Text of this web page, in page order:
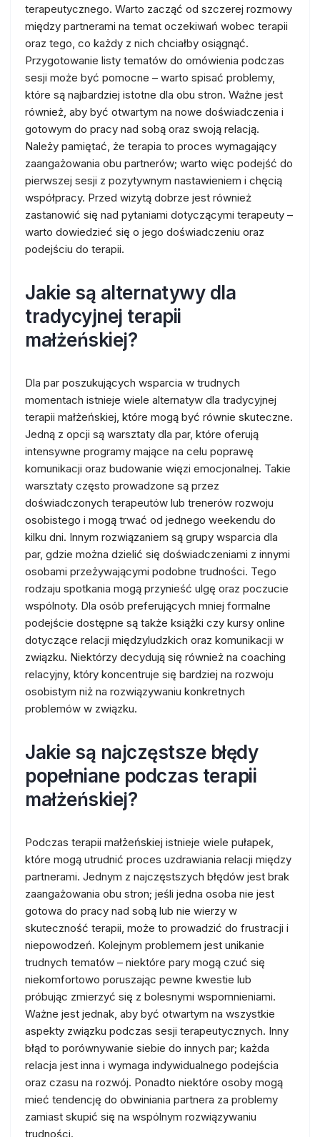
terapeutycznego. Warto zacząć od szczerej rozmowy
między partnerami na temat oczekiwań wobec terapii
oraz tego, co każdy z nich chciałby osiągnąć.
Przygotowanie listy tematów do omówienia podczas
sesji może być pomocne – warto spisać problemy,
które są najbardziej istotne dla obu stron. Ważne jest
również, aby być otwartym na nowe doświadczenia i
gotowym do pracy nad sobą oraz swoją relacją.
Należy pamiętać, że terapia to proces wymagający
zaangażowania obu partnerów; warto więc podejść do
pierwszej sesji z pozytywnym nastawieniem i chęcią
współpracy. Przed wizytą dobrze jest również
zastanowić się nad pytaniami dotyczącymi terapeuty –
warto dowiedzieć się o jego doświadczeniu oraz
podejściu do terapii.
Jakie są alternatywy dla
tradycyjnej terapii
małżeńskiej?
Dla par poszukujących wsparcia w trudnych
momentach istnieje wiele alternatyw dla tradycyjnej
terapii małżeńskiej, które mogą być równie skuteczne.
Jedną z opcji są warsztaty dla par, które oferują
intensywne programy mające na celu poprawę
komunikacji oraz budowanie więzi emocjonalnej. Takie
warsztaty często prowadzone są przez
doświadczonych terapeutów lub trenerów rozwoju
osobistego i mogą trwać od jednego weekendu do
kilku dni. Innym rozwiązaniem są grupy wsparcia dla
par, gdzie można dzielić się doświadczeniami z innymi
osobami przeżywającymi podobne trudności. Tego
rodzaju spotkania mogą przynieść ulgę oraz poczucie
wspólnoty. Dla osób preferujących mniej formalne
podejście dostępne są także książki czy kursy online
dotyczące relacji międzyludzkich oraz komunikacji w
związku. Niektórzy decydują się również na coaching
relacyjny, który koncentruje się bardziej na rozwoju
osobistym niż na rozwiązywaniu konkretnych
problemów w związku.
Jakie są najczęstsze błędy
popełniane podczas terapii
małżeńskiej?
Podczas terapii małżeńskiej istnieje wiele pułapek,
które mogą utrudnić proces uzdrawiania relacji między
partnerami. Jednym z najczęstszych błędów jest brak
zaangażowania obu stron; jeśli jedna osoba nie jest
gotowa do pracy nad sobą lub nie wierzy w
skuteczność terapii, może to prowadzić do frustracji i
niepowodzeń. Kolejnym problemem jest unikanie
trudnych tematów – niektóre pary mogą czuć się
niekomfortowo poruszając pewne kwestie lub
próbując zmierzyć się z bolesnymi wspomnieniami.
Ważne jest jednak, aby być otwartym na wszystkie
aspekty związku podczas sesji terapeutycznych. Inny
błąd to porównywanie siebie do innych par; każda
relacja jest inna i wymaga indywidualnego podejścia
oraz czasu na rozwój. Ponadto niektóre osoby mogą
mieć tendencję do obwiniania partnera za problemy
zamiast skupić się na wspólnym rozwiązywaniu
trudności.